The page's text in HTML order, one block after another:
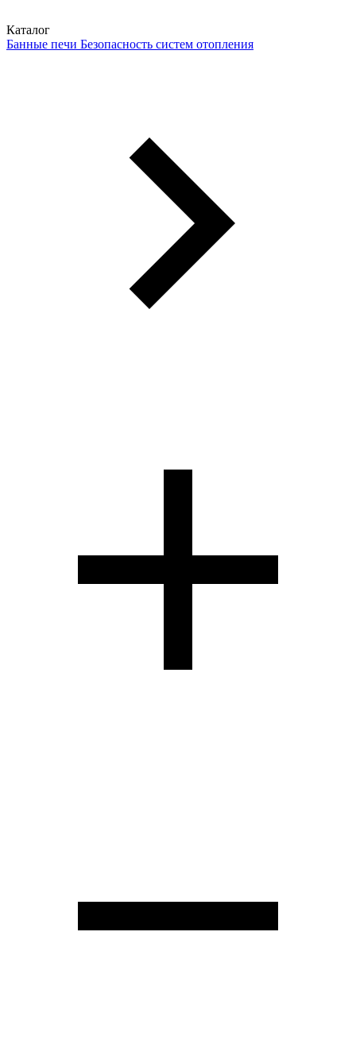
Каталог
Банные печи Безопасность систем отопления